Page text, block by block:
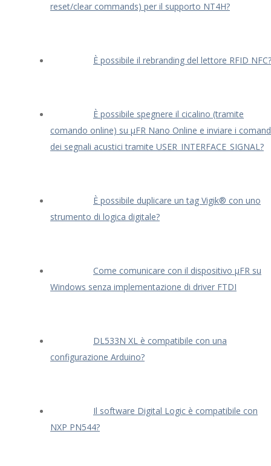
reset/clear commands) per il supporto NT4H?
È possibile il rebranding del lettore RFID NFC?
È possibile spegnere il cicalino (tramite
comando online) su μFR Nano Online e inviare i
dei segnali acustici tramite USER_INTERFACE_SIGNAL?
È possibile duplicare un tag Vigik® con uno
strumento di logica digitale?
Come comunicare con il dispositivo μFR su
Windows senza implementazione di driver FTDI
DL533N XL è compatibile con una
configurazione Arduino?
Il software Digital Logic è compatibile con
NXP PN544?